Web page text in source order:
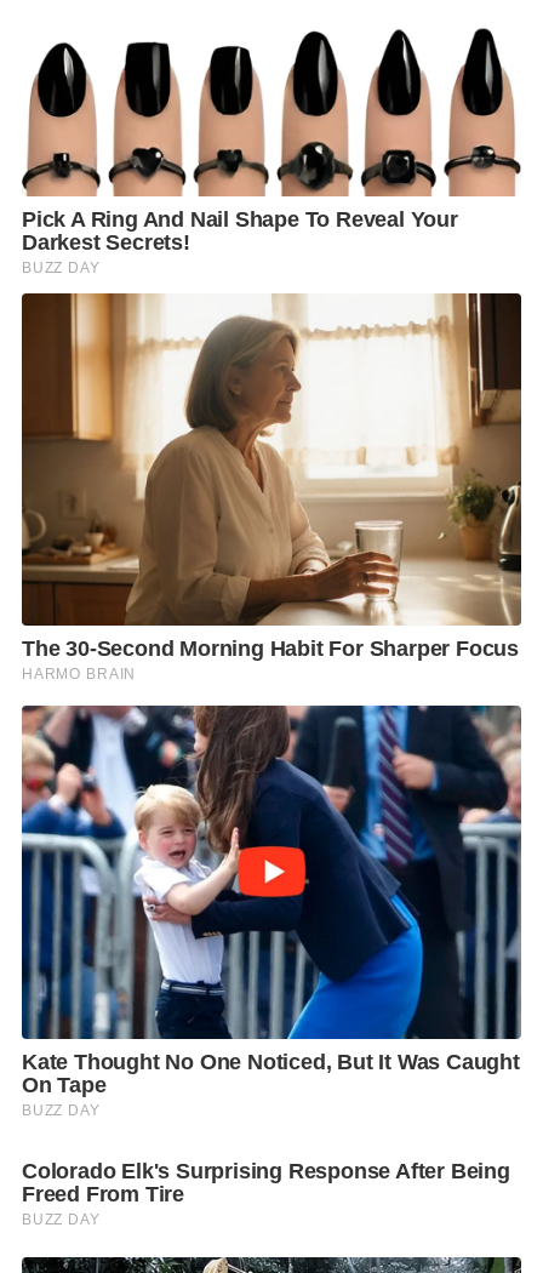
ท่วมเฝ้าระวังสถานการณ์ และสนับสนุนความร่วมมือกับ
หน่วยงานที่เกี่ยวข้องในพื้นที่เพื่อให้ความช่วยเหลือตาม
ภารกิจกระทรวงแรงงานอย่างเต็มกำลัง” นายพิพัฒน์
กล่าว
ด้านนายไพโรจน์ โชติกเสถียรปลัดกระทรวงแรงงาน
กล่าวว่า จากเหตุการณ์ดังกล่าวผมได้รับรายงานจากนาย
เฉลิมพล เนียมสกุล แรงงานจังหวัดชลบุรีที่ได้ประสาน
สำนักงานสวัสดิการและคุ้มครองแรงงานจังหวัด และ
สำนักงานประกันสังคมจังหวัดชลบุรี พบว่า มีสถาน
ประกอบกิจการในนิคมอุตสาหกรรมปิ่นทอง ได้รับผลกระ
ทบประมาณ 10 แห่ง ลูกจ้างที่ได้รับผลกระทบประมาณ
300 คน จากสถานประกอบกิจการทั้งหมด จำนวน 125
แห่ง มีพนักงานจำนวน 15,473 คน โดยลูกจ้างส่วนใหญ่
ยังสามารถเข้าทำงาน และได้รับค่าจ้างตามปกติ บางส่วน
ได้รับผลกระทบจากการที่รถรับส่งพนักงานต้องเปลี่ยน
เส้นทางการวิ่ง รถเสีย เป็นต้น
โดยสำนักงานสวัสดิการคุ้มครองแรงงานจังหวัดชลบุรี ได้
ประสานขอความร่วมมือผู้ประกอบการ ให้มีมาตรการ
ช่วยเหลือลูกจ้างกรณีที่ลูกจ้างไม่สามารถเข้าทำงานได้
เนื่องจากน้ำท่วมสูงหรือเส้นทางถูกตัดขาด ให้ลูกจ้าง
สามารถหยุดงานได้โดยไม่ถือเป็นวันลา และจ่ายค่าจ้างให้
ตามปกติ รวมถึงมาตรการด้านความปลอดภัย อาชีว
อนามัยและสภาพแวดล้อมในการทำงาน ให้ลูกจ้าง
สามารถเข้าทำงานได้อย่างปลอดภัย ในสถานการณ์ดัง
กล่าวด้วย ส่วนการให้ความช่วยเหลือเบื้องต้นสำนักงาน
ประกันสังคมจังหวัดชลบุรี สาขาศรีราชา ได้นำน้ำดื่ม
จำนวน 100 แพ็ค เพื่อช่วยเหลือสถานประกอบกิจการที่
ประสบน้ำท่วมในพื้นที่ดังกล่าว
ทั้งนี้ ลูกจ้าง นายจ้าง และประชาชนที่ประสบอุทกภัยได้
รับความเดือดร้อนและต้องการขอรับความช่วยเหลือ
สามารถขอรับความช่วยเหลือได้ที่หน่วยงานในสังกัด
ละเอียดได้ที่สายด่วนกระทรวงแรงงาน 1506